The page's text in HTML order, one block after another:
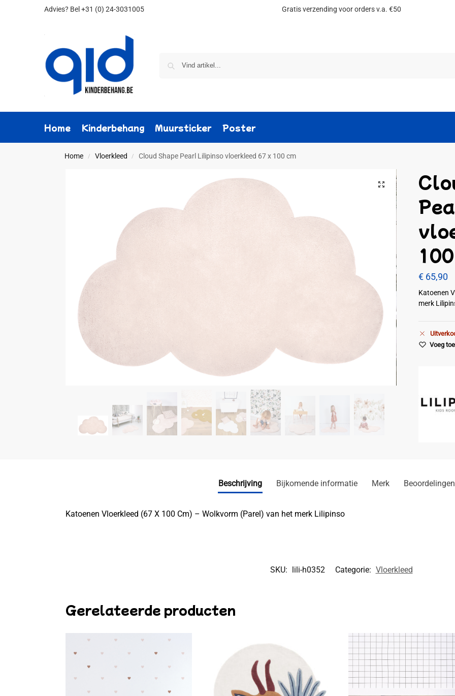
Advies? Bel +31 (0) 24-3031005 Gratis verzending voor orders v.a. €50
Home Kinderbehang Muursticker Poster
Home / Vloerkleed / Cloud Shape Pearl Lilipinso vloerkleed 67 x 100 cm
€ 65,90
Katoenen
merk
Voeg
Beschrijving Bijkomende informatie Merk Beoordelingen
Katoenen Vloerkleed (67 X 100 Cm) – Wolkvorm (Parel) van het merk Lilipinso
SKU: lili-h0352 Categorie: Vloerkleed
Gerelateerde producten